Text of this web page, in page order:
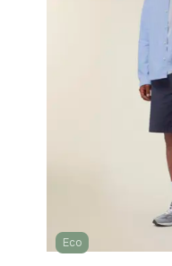
Eco